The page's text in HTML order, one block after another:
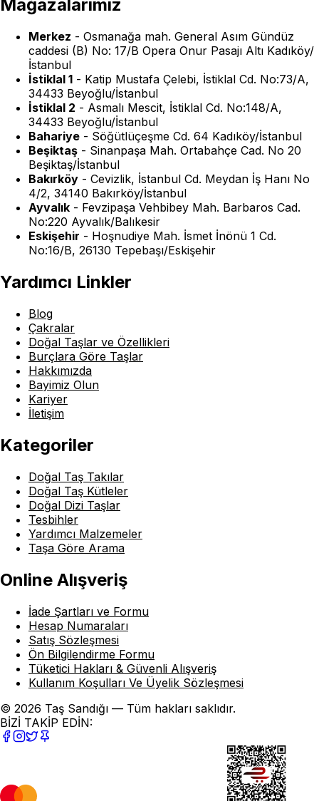
Mağazalarımız
Merkez - Osmanağa mah. General Asım Gündüz
caddesi (B) No: 17/B Opera Onur Pasajı Altı Kadıköy/
İstanbul
İstiklal 1 - Katip Mustafa Çelebi, İstiklal Cd. No:73/A,
34433 Beyoğlu/İstanbul
İstiklal 2 - Asmalı Mescit, İstiklal Cd. No:148/A,
34433 Beyoğlu/İstanbul
Bahariye - Söğütlüçeşme Cd. 64 Kadıköy/İstanbul
Beşiktaş - Sinanpaşa Mah. Ortabahçe Cad. No 20
Beşiktaş/İstanbul
Bakırköy - Cevizlik, İstanbul Cd. Meydan İş Hanı No
4/2, 34140 Bakırköy/İstanbul
Ayvalık - Fevzipaşa Vehbibey Mah. Barbaros Cad.
No:220 Ayvalık/Balıkesir
Eskişehir - Hoşnudiye Mah. İsmet İnönü 1 Cd.
No:16/B, 26130 Tepebaşı/Eskişehir
Yardımcı Linkler
Blog
Çakralar
Doğal Taşlar ve Özellikleri
Burçlara Göre Taşlar
Hakkımızda
Bayimiz Olun
Kariyer
İletişim
Kategoriler
Doğal Taş Takılar
Doğal Taş Kütleler
Doğal Dizi Taşlar
Tesbihler
Yardımcı Malzemeler
Taşa Göre Arama
Online Alışveriş
İade Şartları ve Formu
Hesap Numaraları
Satış Sözleşmesi
Ön Bilgilendirme Formu
Tüketici Hakları & Güvenli Alışveriş
Kullanım Koşulları Ve Üyelik Sözleşmesi
© 2026 Taş Sandığı — Tüm hakları saklıdır.
BİZİ TAKİP EDİN: